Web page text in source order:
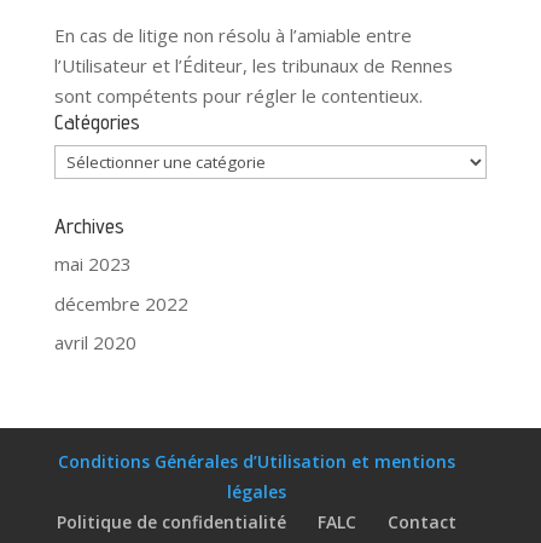
En cas de litige non résolu à l’amiable entre
l’Utilisateur et l’Éditeur, les tribunaux de Rennes
sont compétents pour régler le contentieux.
Catégories
Catégories
Archives
mai 2023
décembre 2022
avril 2020
Conditions Générales d’Utilisation et mentions
légales
Politique de confidentialité
FALC Contact